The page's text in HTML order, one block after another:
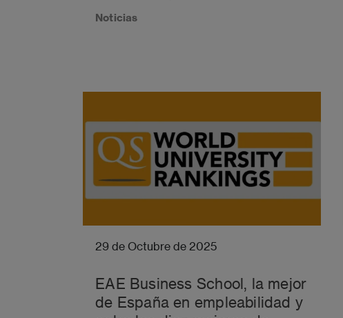
Noticias
29 de Octubre de 2025
EAE Business School, la mejor
de España en empleabilidad y